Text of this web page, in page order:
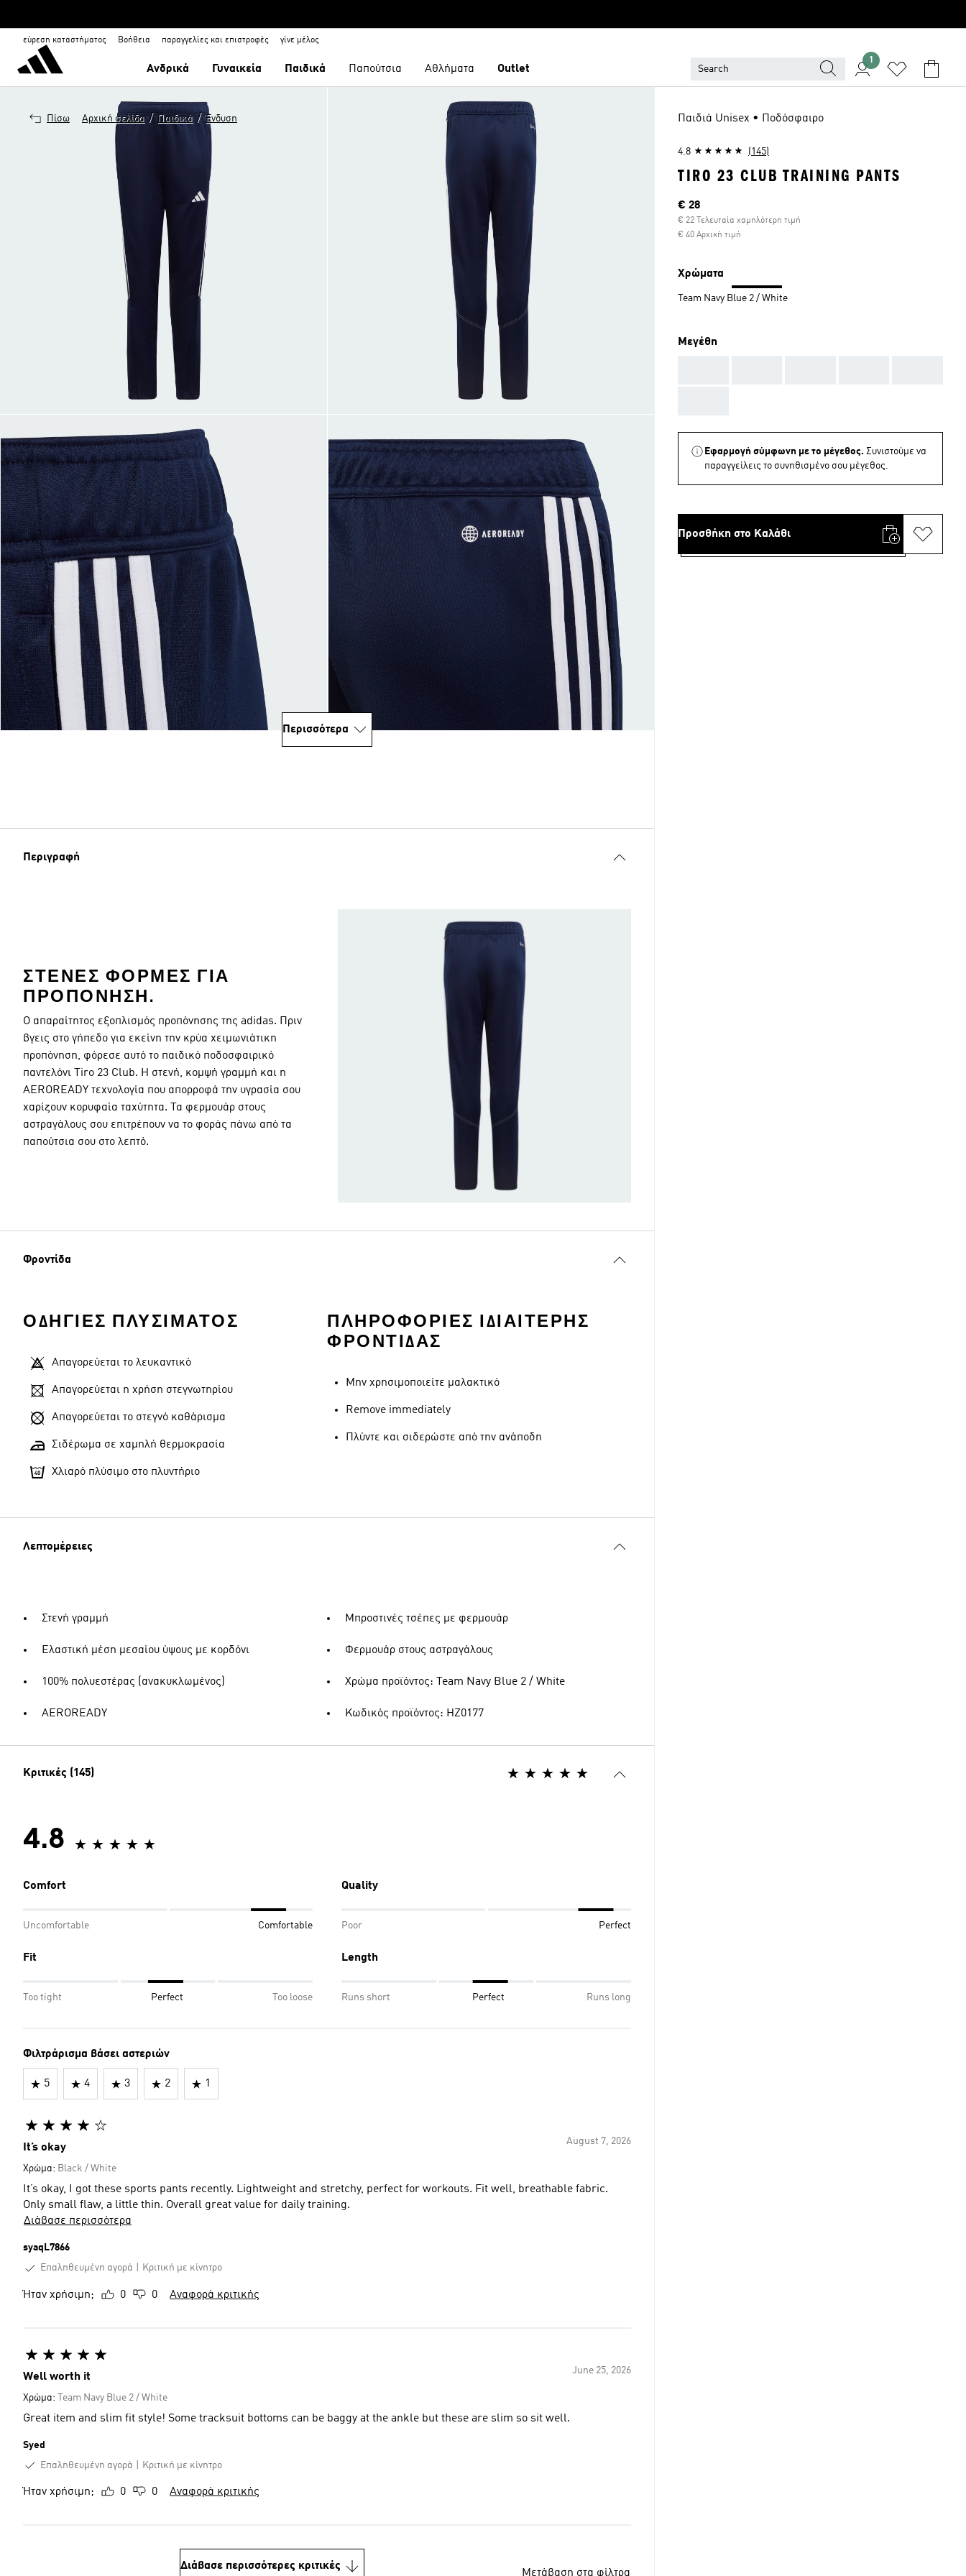
εύρεση καταστήματος Βοήθεια παραγγελίες και επιστροφές γίνε μέλος
Ανδρικά Γυναικεία Παιδικά Παπούτσια Αθλήματα Outlet
1
Πίσω Αρχική σελίδα / Παιδικά / Ένδυση
Περισσότερα
Περιγραφή
ΣΤΕΝΈΣ ΦΌΡΜΕΣ ΓΙΑ
ΠΡΟΠΌΝΗΣΗ.
Ο απαραίτητος εξοπλισμός προπόνησης της adidas. Πριν
βγεις στο γήπεδο για εκείνη την κρύα χειμωνιάτικη
προπόνηση, φόρεσε αυτό το παιδικό ποδοσφαιρικό
παντελόνι Tiro 23 Club. Η στενή, κομψή γραμμή και η
AEROREADY τεχνολογία που απορροφά την υγρασία σoυ
χαρίζουν κορυφαία ταχύτητα. Τα φερμουάρ στους
αστραγάλους σου επιτρέπουν να το φοράς πάνω από τα
παπούτσια σου στο λεπτό.
Φροντίδα
ΟΔΗΓΊΕΣ ΠΛΥΣΊΜΑΤΟΣ
Απαγορεύεται το λευκαντικό
Απαγορεύεται η χρήση στεγνωτηρίου
Απαγορεύεται το στεγνό καθάρισμα
Σιδέρωμα σε χαμηλή θερμοκρασία
Χλιαρό πλύσιμο στο πλυντήριο
ΠΛΗΡΟΦΟΡΊΕΣ ΙΔΙΑΊΤΕΡΗΣ
ΦΡΟΝΤΊΔΑΣ
Μην χρησιμοποιείτε μαλακτικό
Remove immediately
Πλύντε και σιδερώστε από την ανάποδη
Λεπτομέρειες
Στενή γραμμή
Ελαστική μέση μεσαίου ύψους με κορδόνι
100% πολυεστέρας (ανακυκλωμένος)
AEROREADY
Μπροστινές τσέπες με φερμουάρ
Φερμουάρ στους αστραγάλους
Χρώμα προϊόντος: Team Navy Blue 2 / White
Κωδικός προϊόντος: HZ0177
Κριτικές (145)
4.8
Comfort
Uncomfortable Comfortable
Quality
Poor Perfect
Fit
Too tight Perfect Too loose
Length
Runs short Perfect Runs long
Φιλτράρισμα βάσει αστεριών
5 4 3 2 1
August 7, 2026
It’s okay
Χρώμα: Black / White
It’s okay, I got these sports pants recently. Lightweight and stretchy, perfect for workouts. Fit well, breathable fabric.
Only small flaw, a little thin. Overall great value for daily training.
Διάβασε περισσότερα
syaqL7866
Επαληθευμένη αγορά
Κριτική με κίνητρο
Ήταν χρήσιμη; 0 0 Αναφορά κριτικής
June 25, 2026
Well worth it
Χρώμα: Team Navy Blue 2 / White
Great item and slim fit style! Some tracksuit bottoms can be baggy at the ankle but these are slim so sit well.
Syed
Επαληθευμένη αγορά
Κριτική με κίνητρο
Ήταν χρήσιμη; 0 0 Αναφορά κριτικής
Διάβασε περισσότερες κριτικές
Μετάβαση στα φίλτρα
Παιδιά Unisex • Ποδόσφαιρο
4.8 (145)
TIRO 23 CLUB TRAINING PANTS
Τρέχουσα τιμή
€ 28
€ 22 Τελευταία χαμηλότερη τιμή
€ 40 Αρχική τιμή
Χρώματα
Team Navy Blue 2 / White
Μεγέθη
Εφαρμογή σύμφωνη με το μέγεθος. Συνιστούμε να
παραγγείλεις το συνηθισμένο σου μέγεθος.
Προσθήκη στο Καλάθι